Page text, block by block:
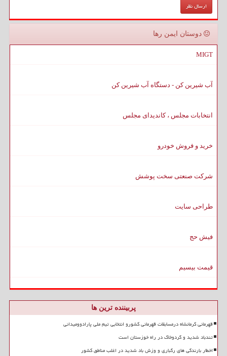
دوستان ایمن رها
MIGT
آب شیرین کن - دستگاه آب شیرین کن
انتخابات مجلس ، کاندیدای مجلس
خرید و فروش خودرو
شرکت صنعتی سخت پوشش
طراحی سایت
فیش حج
قیمت بیسیم
پربیننده ترین ها
قهرمانی کرمانشاه درمسابقات قهرمانی کشورو انتخابی تیم ملی پارادوومیدانی
تندباد شدید و گردوخاک در راه خوزستان است
اخطار بارندگی های رگباری و وزش باد شدید در اغلب مناطق کشور